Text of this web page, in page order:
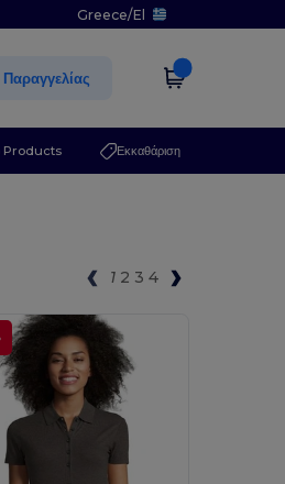
Greece/El
Products Εκκαθάριση
1 2 3 4